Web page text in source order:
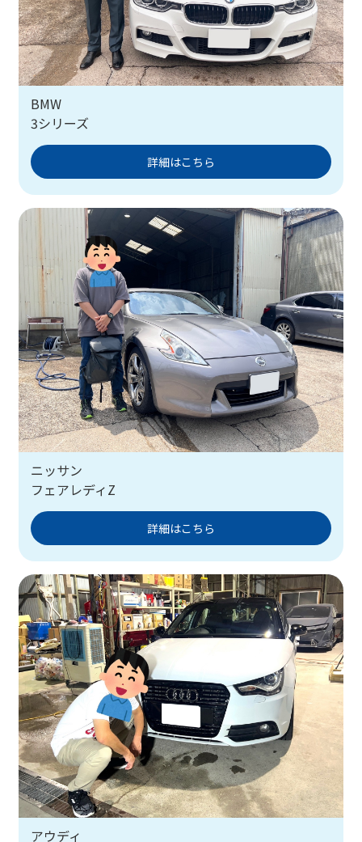
BMW
3シリーズ
詳細はこちら
ニッサン
フェアレディZ
詳細はこちら
アウディ